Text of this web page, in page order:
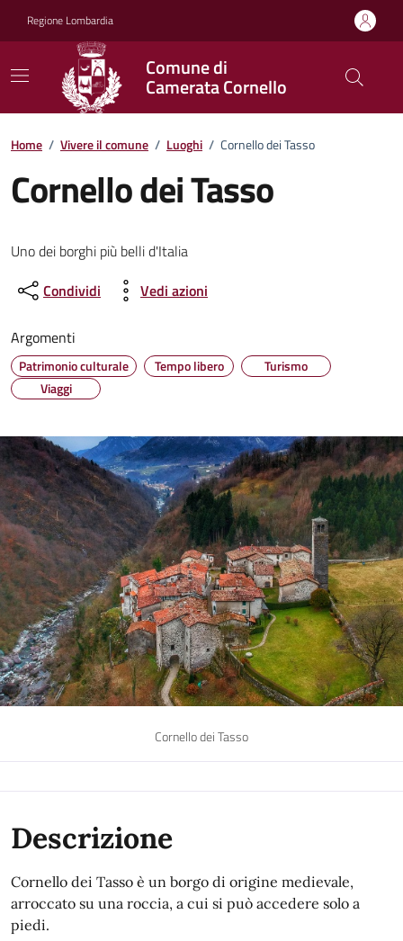
Regione Lombardia
Comune di
Camerata Cornello
Home / Vivere il comune / Luoghi / Cornello dei Tasso
Cornello dei Tasso
Uno dei borghi più belli d'Italia
Condividi
Vedi azioni
Argomenti
Patrimonio culturale Tempo libero
Turismo
Viaggi
Cornello dei Tasso
Descrizione
Cornello dei Tasso è un borgo di origine medievale,
arroccato su una roccia, a cui si può accedere solo a
piedi.